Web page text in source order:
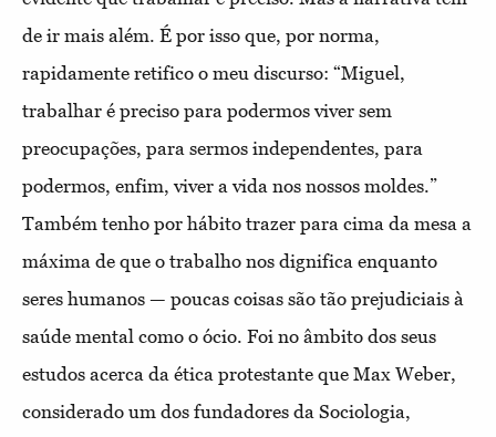
de ir mais além. É por isso que, por norma,
rapidamente retifico o meu discurso: “Miguel,
trabalhar é preciso para podermos viver sem
preocupações, para sermos independentes, para
podermos, enfim, viver a vida nos nossos moldes.”
Também tenho por hábito trazer para cima da mesa a
máxima de que o trabalho nos dignifica enquanto
seres humanos — poucas coisas são tão prejudiciais à
saúde mental como o ócio. Foi no âmbito dos seus
estudos acerca da ética protestante que Max Weber,
considerado um dos fundadores da Sociologia,